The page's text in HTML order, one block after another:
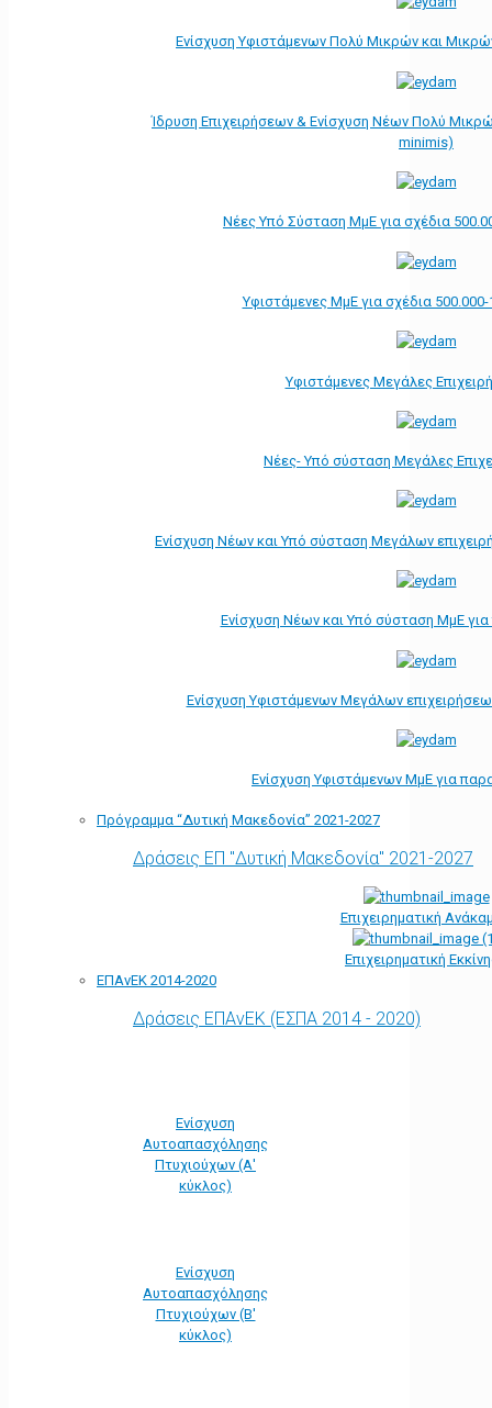
Ενίσχυση Υφιστάμενων Πολύ Μικρών και
Ίδρυση Επιχειρήσεων & Ενίσχυση Νέων Πολύ
minimis)
Νέες Υπό Σύσταση ΜμΕ για σχέδια
Υφιστάμενες ΜμΕ για σχέδια
Υφιστάμενες Μεγάλες
Νέες- Υπό σύσταση Μεγάλες
Ενίσχυση Νέων και Υπό σύσταση Μεγάλων
Ενίσχυση Νέων και Υπό σύσταση ΜμΕ
Ενίσχυση Υφιστάμενων Μεγάλων
Ενίσχυση Υφιστάμενων ΜμΕ για
Πρόγραμμα “Δυτική Μακεδονία” 2021-2027
Δράσεις ΕΠ "Δυτική Μακεδονία" 2021-2027
Επιχειρηματική
Επιχειρηματική
ΕΠΑνΕΚ 2014-2020
Δράσεις ΕΠΑνΕΚ (ΕΣΠΑ 2014 - 2020)
Ενίσχυση
Αυτοαπασχόλησης
Πτυχιούχων (Α'
κύκλος)
Ενίσχυση
Αυτοαπασχόλησης
Πτυχιούχων (Β'
κύκλος)